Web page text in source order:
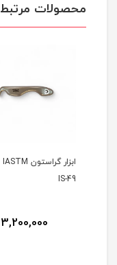
محصولات مرتبط
IS-49
3,200,000